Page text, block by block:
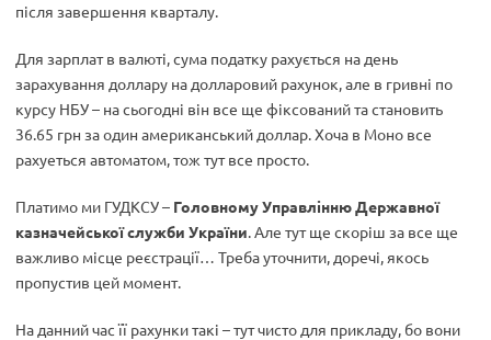
після завершення кварталу.
Для зарплат в валюті, сума податку рахується на день
зарахування доллару на долларовий рахунок, але в гривні по
курсу НБУ – на сьогодні він все ще фіксований та становить
36.65 грн за один американський доллар. Хоча в Моно все
рахуеться автоматом, тож тут все просто.
Платимо ми ГУДКСУ – Головному Управлінню Державної
казначейської служби України. Але тут ще скоріш за все ще
важливо місце реєстрації… Треба уточнити, доречі, якось
пропустив цей момент.
На данний час її рахунки такі – тут чисто для прикладу, бо вони